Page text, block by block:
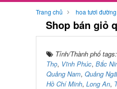
Trang chủ hoa tươi đường
Shop bán giỏ
Tỉnh/Thành phố tags:
Thọ, Vĩnh Phúc, Bắc
Quảng Nam, Quảng
Hồ Chí Minh, Long An,